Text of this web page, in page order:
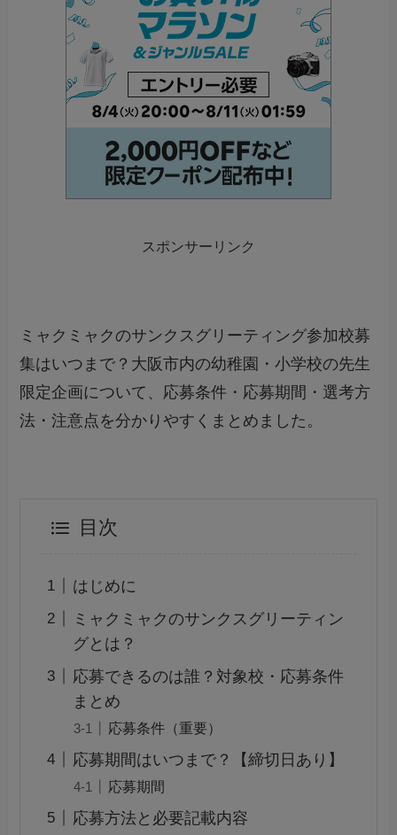
スポンサーリンク
ミャクミャクのサンクスグリーティング参加校募
集はいつまで？大阪市内の幼稚園・小学校の先生
限定企画について、応募条件・応募期間・選考方
法・注意点を分かりやすくまとめました。
目次
はじめに
ミャクミャクのサンクスグリーティン
グとは？
応募できるのは誰？対象校・応募条件
まとめ
応募条件（重要）
応募期間はいつまで？【締切日あり】
応募期間
応募方法と必要記載内容